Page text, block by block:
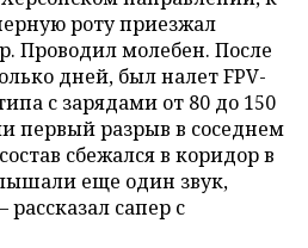
роту приезжал
Проводил молебен. После
дней, был налет FPV-
с зарядами от 80 до 150
первый разрыв в соседнем
сбежался в коридор в
еще один звук,
сапер с